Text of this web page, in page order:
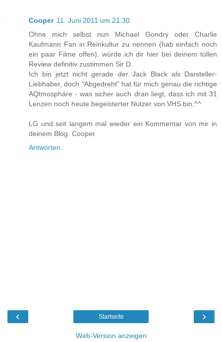
Cooper 11. Juni 2011 um 21:30
Ohne mich selbst nun Michael Gondry oder Charlie
Kaufmann Fan in Reinkultur zu nennen (hab einfach noch
ein paar Filme offen), würde ich dir hier bei deinem tollen
Review definitiv zustimmen Sir D.
Ich bin jetzt nicht gerade der Jack Black als Darsteller-
Liebhaber, doch "Abgedreht" hat für mich genau die richtige
AQtmosphäre - was sicher auch dran liegt, dass ich mit 31
Lenzen noch heute begeisterter Nutzer von VHS bin.^^
LG und seit langem mal wieder ein Kommentar von mir in
deinem Blog. Cooper
Antworten
‹ ›
Startseite
Web-Version anzeigen